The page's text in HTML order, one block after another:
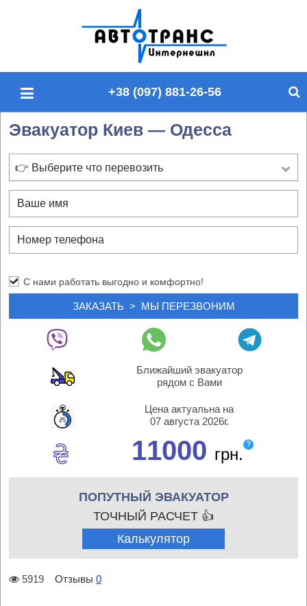
п
й
у
+38 (097) 881-26-56
Эвакуатор Киев — Одесса
👉 Выберите что перевозить
С нами работать выгодно и комфортно!
Ближайший эвакуатор
рядом с Вами
Цена актуальна на
07 августа 2026г.
11000 грн.
?
ПОПУТНЫЙ ЭВАКУАТОР
ТОЧНЫЙ РАСЧЕТ 👍
Калькулятор
5919 Отзывы 0